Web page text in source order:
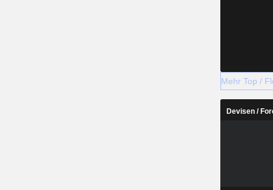
Mehr Top /
Devisen /